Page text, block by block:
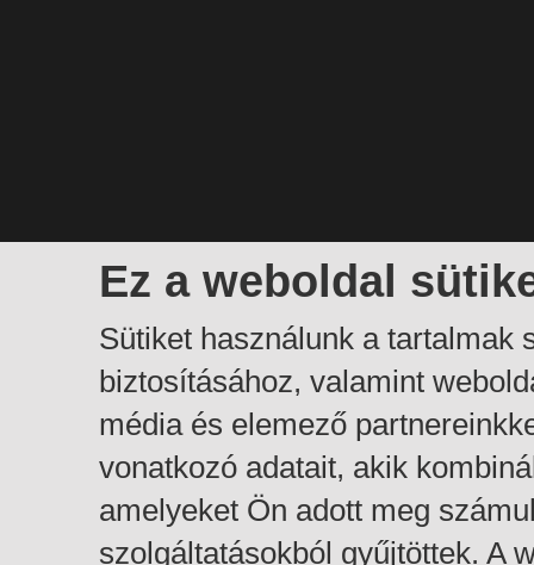
Ez a weboldal
Sütiket használunk a tartalmak
biztosításához, valamint
média és elemező
vonatkozó adatait, akik
amelyeket Ön adott meg
szolgáltatásokból gyűjtöttek. A